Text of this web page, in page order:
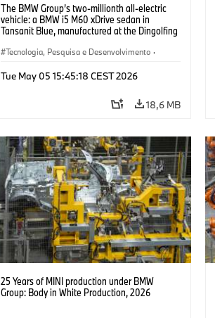
The BMW Group’s two-millionth all-electric
vehicle: a BMW i5 M60 xDrive sedan in
Tansanit Blue, manufactured at the Dingolfing
Tecnologia, Pesquisa e Desenvolvimento ·
Tue May 05 15:45:18 CEST 2026
18,6 MB
25 Years of MINI production under BMW
Group: Body in White Production, 2026